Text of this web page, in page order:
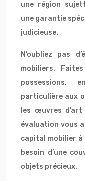
une région
une garantie
judicieuse.
N’oubliez pas
mobiliers.
possessions,
particulière aux
les œuvres
évaluation vous
capital mobilier à
besoin d’une
objets précieux.